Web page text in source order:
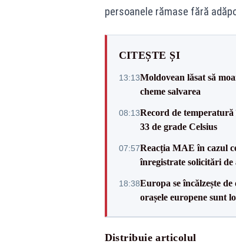
persoanele rămase fără
CITEȘTE ȘI
13:13Moldovean lăsat să
cheme salvarea
08:13Record de
33 de grade Celsius
07:57Reacția MAE în cazul
înregistrate solicitări de
18:38Europa se încălzește
orașele europene sunt
Distribuie articolul